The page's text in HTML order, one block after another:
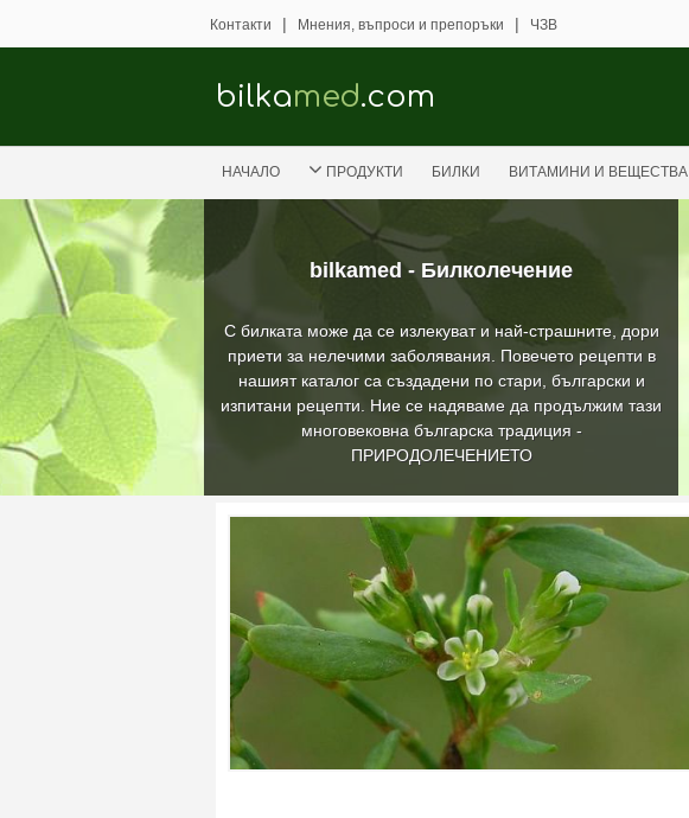
bilkamed - Билколечение
С билката може да се излекуват и най-страшните, дори
приети за нелечими заболявания. Повечето рецепти в
нашият каталог са създадени по стари, български и
изпитани рецепти. Ние се надяваме да продължим тази
многовековна българска традиция -
ПРИРОДОЛЕЧЕНИЕТО
Контакти | Мнения, въпроси и препоръки | ЧЗВ
bilkamed.com
НАЧАЛО ПРОДУКТИ БИЛКИ ВИТАМИНИ И ВЕЩЕСТВА